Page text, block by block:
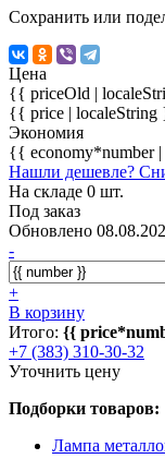
Сохранить или
Цена
{{ priceOld |
{{ price |
Экономия
{{ economy*number
Нашли дешевле?
На складе 0 шт.
Под заказ
Обновлено
-
+
В корзину
Итого: {{
+7 (383) 310-30-32
Уточнить цену
Подборки товаров:
Лампа